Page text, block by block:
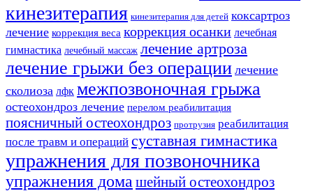
кинезитерапия кинезитерапия для детей коксартроз
лечение коррекция веса коррекция осанки лечебная
гимнастика лечебный массаж лечение артроза
лечение грыжи без операции лечение
сколиоза лфк межпозвоночная грыжа
остеохондроз лечение перелом реабилитация
поясничный остеохондроз протрузия реабилитация
после травм и операций суставная гимнастика
упражнения для позвоночника
упражнения дома шейный остеохондроз